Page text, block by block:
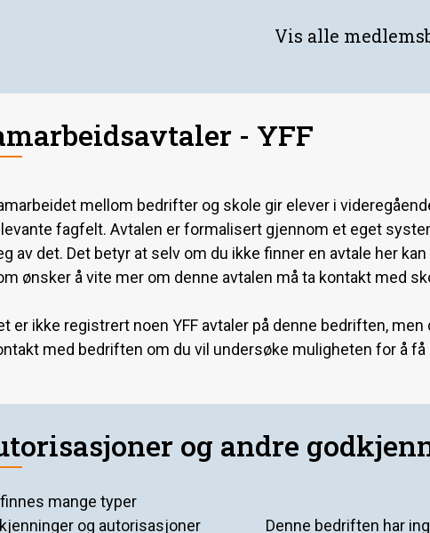
Vis alle
- YFF
mellom bedrifter og skole gir elever i
fagfelt. Avtalen er formalisert gjennom et eget
av det. Det betyr at selv om du ikke finner en avtale her
ønsker å vite mer om denne avtalen må ta kontakt med
er ikke registrert noen YFF avtaler på denne bedriften,
med bedriften om du vil undersøke muligheten for å få
og andre
mange typer
og autorisasjoner
Denne bedriften har